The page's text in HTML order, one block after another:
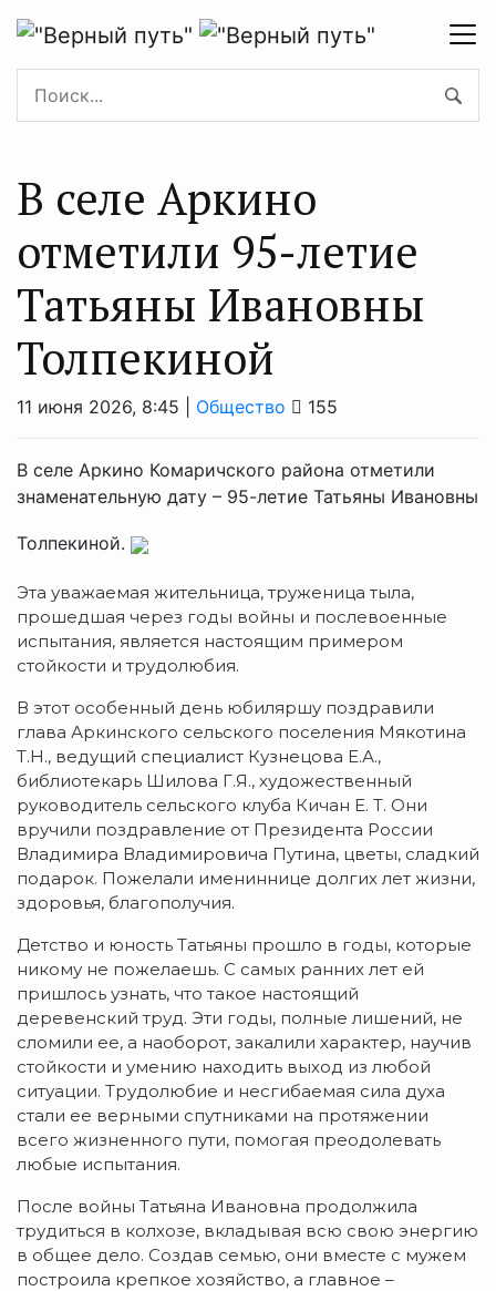
В селе Аркино
отметили 95-летие
Татьяны Ивановны
Толпекиной
11 июня 2026, 8:45 | Общество 155
В селе Аркино Комаричского района отметили
знаменательную дату – 95-летие Татьяны Ивановны
Толпекиной.
Эта уважаемая жительница, труженица тыла,
прошедшая через годы войны и послевоенные
испытания, является настоящим примером
стойкости и трудолюбия.
В этот особенный день юбиляршу поздравили
глава Аркинского сельского поселения Мякотина
Т.Н., ведущий специалист Кузнецова Е.А.,
библиотекарь Шилова Г.Я., художественный
руководитель сельского клуба Кичан Е. Т. Они
вручили поздравление от Президента России
Владимира Владимировича Путина, цветы, сладкий
подарок. Пожелали имениннице долгих лет жизни,
здоровья, благополучия.
Детство и юность Татьяны прошло в годы, которые
никому не пожелаешь. С самых ранних лет ей
пришлось узнать, что такое настоящий
деревенский труд. Эти годы, полные лишений, не
сломили ее, а наоборот, закалили характер, научив
стойкости и умению находить выход из любой
ситуации. Трудолюбие и несгибаемая сила духа
стали ее верными спутниками на протяжении
всего жизненного пути, помогая преодолевать
любые испытания.
После войны Татьяна Ивановна продолжила
трудиться в колхозе, вкладывая всю свою энергию
в общее дело. Создав семью, они вместе с мужем
построила крепкое хозяйство, а главное –